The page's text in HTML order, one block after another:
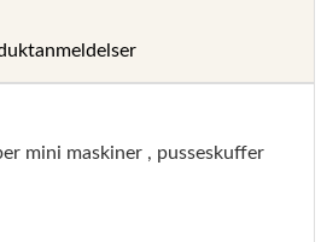
mini maskiner , pusseskuffer